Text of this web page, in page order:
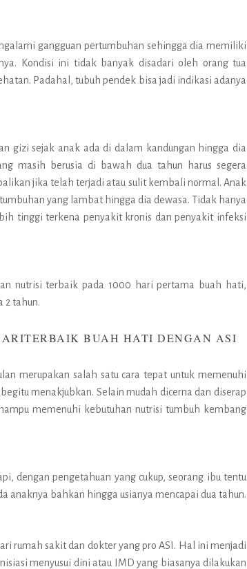
gangguan pertumbuhan sehingga dia memiliki
Kondisi ini tidak banyak disadari oleh orang tua
Padahal, tubuh pendek bisa jadi indikasi adanya
gizi sejak anak ada di dalam kandungan hingga dia
masih berusia di bawah dua tahun harus segera
jika telah terjadi atau sulit kembali normal. Anak
yang lambat hingga dia dewasa. Tidak hanya
tinggi terkena penyakit kronis dan penyakit infeksi
nutrisi terbaik pada 1000 hari pertama buah hati,
2 tahun.
BUAH HATI DENGAN ASI
merupakan salah satu cara tepat untuk memenuhi
menakjubkan. Selain mudah dicerna dan diserap
memenuhi kebutuhan nutrisi tumbuh kembang
dengan pengetahuan yang cukup, seorang ibu tentu
anaknya bahkan hingga usianya mencapai dua tahun.
rumah sakit dan dokter yang pro ASI. Hal ini menjadi
menyusui dini atau IMD yang biasanya dilakukan